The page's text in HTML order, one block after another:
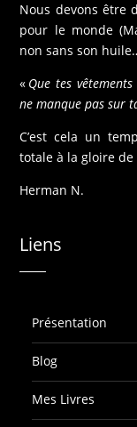
Nous devons être
pour le monde
non sans son
« Que tes
ne manque pas sur
C’est cela un
totale à la gloire de
Herman N.
Liens
Présentation
Blog
Mes Livres